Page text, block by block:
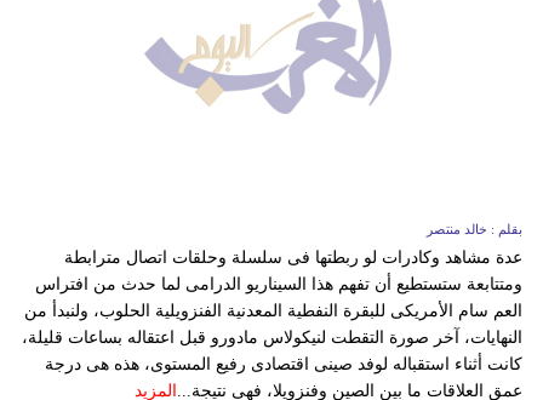
بقلم : خالد منتصر
عدة مشاهد وكادرات لو ربطتها فى سلسلة وحلقات اتصال مترابطة
ومتتابعة ستستطيع أن تفهم هذا السيناريو الدرامى لما حدث من افتراس
العم سام الأمريكى للبقرة النفطية المعدنية الفنزويلية الحلوب، ولنبدأ من
النهايات، آخر صورة التقطت لنيكولاس مادورو قبل اعتقاله بساعات قليلة،
كانت أثناء استقباله لوفد صينى اقتصادى رفيع المستوى، هذه هى درجة
عمق العلاقات ما بين الصين وفنزويلا، فهى نتيجة... المزيد